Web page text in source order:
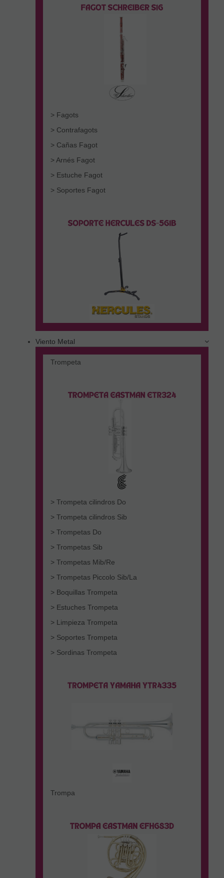
> Fagots
> Contrafagots
> Cañas Fagot
> Arnés Fagot
> Estuche Fagot
> Soportes Fagot
Viento Metal
Trompeta
> Trompeta cilindros Do
> Trompeta cilindros Sib
> Trompetas Do
> Trompetas Sib
> Trompetas Mib/Re
> Trompetas Piccolo Sib/La
> Boquillas Trompeta
> Estuches Trompeta
> Limpieza Trompeta
> Soportes Trompeta
> Sordinas Trompeta
Trompa